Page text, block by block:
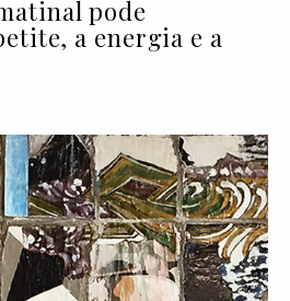
pode
a energia e a